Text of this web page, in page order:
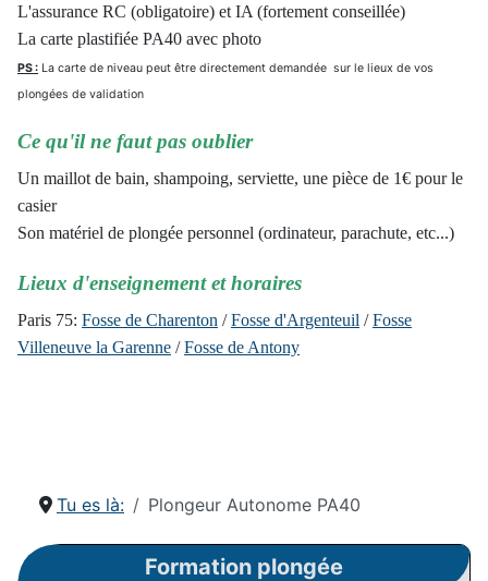
Tu es là: Plongeur Autonome PA40
Formation plongée
L'assurance RC (obligatoire) et IA (fortement conseillée)
La carte plastifiée PA40 avec photo
PS : La carte de niveau peut être directement demandée sur le lieux de vos
plongées de validation
Ce qu'il ne faut pas oublier
Un maillot de bain, shampoing, serviette, une pièce de 1€ pour le
casier
Son matériel de plongée personnel (ordinateur, parachute, etc...)
Lieux d'enseignement et horaires
Paris 75: Fosse de Charenton /Fosse d'Argenteuil /Fosse
Villeneuve la Garenne /Fosse de Antony